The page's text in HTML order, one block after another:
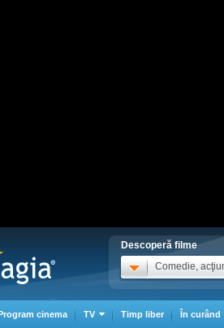
Descoperă filme
Comedie,
cinema TV Timp liber În curând